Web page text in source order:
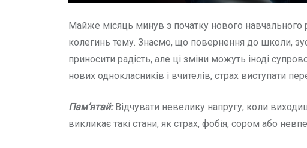
Майже місяць минув з початку нового навчального
колегинь тему. Знаємо, що повернення до школи,
приносити радість, але ці зміни можуть іноді
нових однокласників і вчителів, страх виступати
Пам’ятай: Відчувати невелику напругу, коли
викликає такі стани, як страх, фобія, сором або